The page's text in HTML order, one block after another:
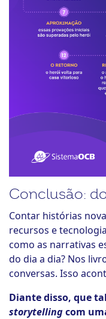
Conclusão:
Contar histórias
recursos e
como as narrativas
do dia a dia? Nos
conversas. Isso
Diante disso, que
storytellingcom